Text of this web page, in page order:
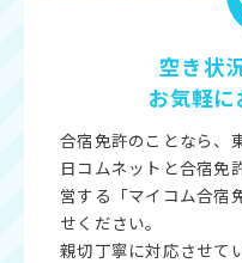
空き状
お気軽
合宿免許のことなら、
日コムネットと合宿免
営する「マイコム合宿
せください。
親切丁寧に対応させて